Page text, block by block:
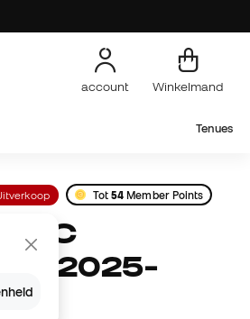
account Winkelmand
Tenues
Tot54 Member Points
2025-